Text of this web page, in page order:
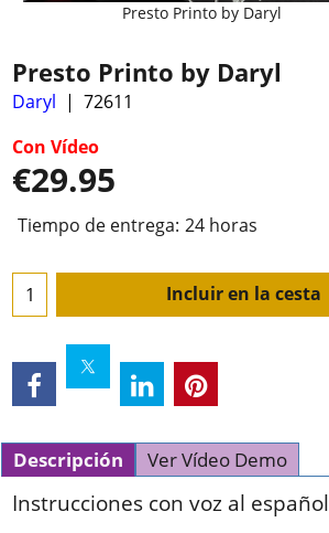
Presto Printo by Daryl
Presto Printo by Daryl
Daryl
72611
Con Vídeo
€29.95
Tiempo de entrega: 24 horas
Incluir en la cesta
Descripción Ver Vídeo Demo
Instrucciones con voz al español